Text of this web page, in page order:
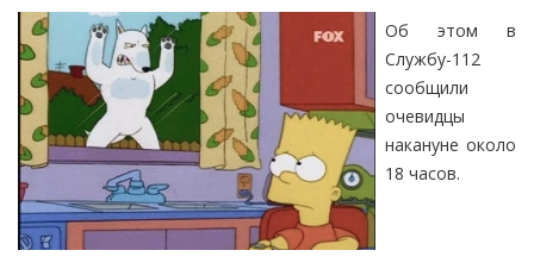
Об этом в
Службу-112
сообщили
очевидцы
накануне около
18 часов.